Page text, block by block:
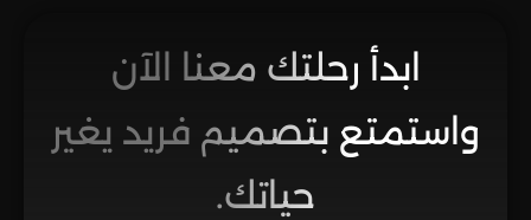
ابدأ رحلتك معنا الآن
واستمتع بتصميم فريد يغير
حياتك.